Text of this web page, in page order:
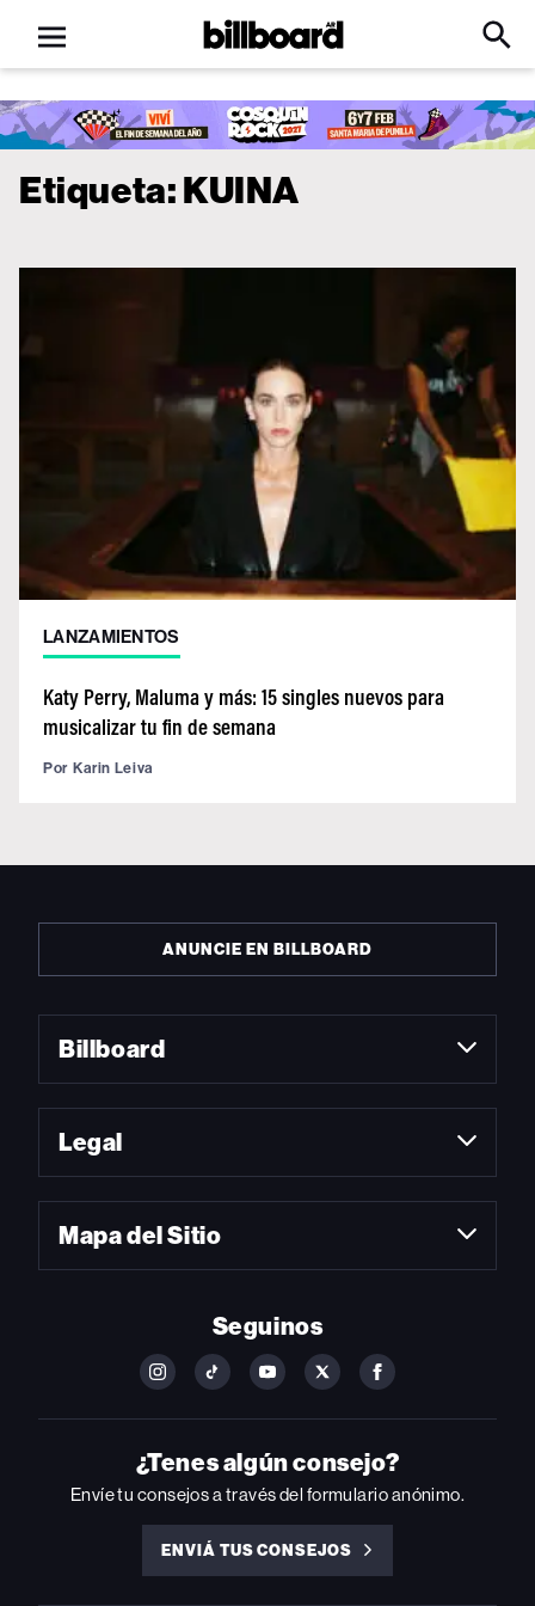
Open
menu
Billboard
Click
Input
Etiqueta:KUINA
LANZAMIENTOS
Katy Perry, Maluma y más: 15 singles nuevos para
musicalizar tu fin de semana
Por Karin Leiva
ANUNCIE EN BILLBOARD
Billboard
Legal
Mapa del Sitio
Seguinos
FOLLOW
ON
INSTAGRAM
FOLLOW
ON
YOUTUBE
FOLLOW
ON
YOUTUBE
FOLLOW
ON
FOLLOW
ON
FACEBOOK
¿Tenes algún consejo?
Envíe tu consejos a través del formulario anónimo.
ENVIÁ TUS CONSEJOS
ENVIÁ